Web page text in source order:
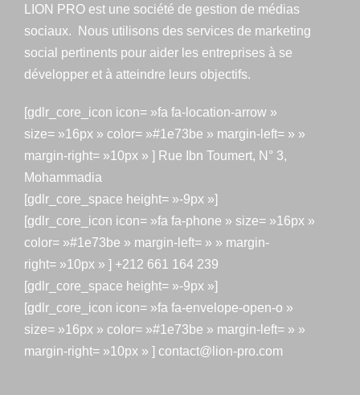
LION PRO est une société de gestion de médias
sociaux. Nous utilisons des services de marketing
social pertinents pour aider les entreprises à se
développer et à atteindre leurs objectifs.
[gdlr_core_icon icon= »fa fa-location-arrow »
size= »16px » color= »#1e73be » margin-left= » »
margin-right= »10px » ] Rue Ibn Toumert, N° 3,
Mohammadia
[gdlr_core_space height= »-9px »]
[gdlr_core_icon icon= »fa fa-phone » size= »16px »
color= »#1e73be » margin-left= » » margin-
right= »10px » ] +212 661 164 239
[gdlr_core_space height= »-9px »]
[gdlr_core_icon icon= »fa fa-envelope-open-o »
size= »16px » color= »#1e73be » margin-left= » »
margin-right= »10px » ] contact@lion-pro.com